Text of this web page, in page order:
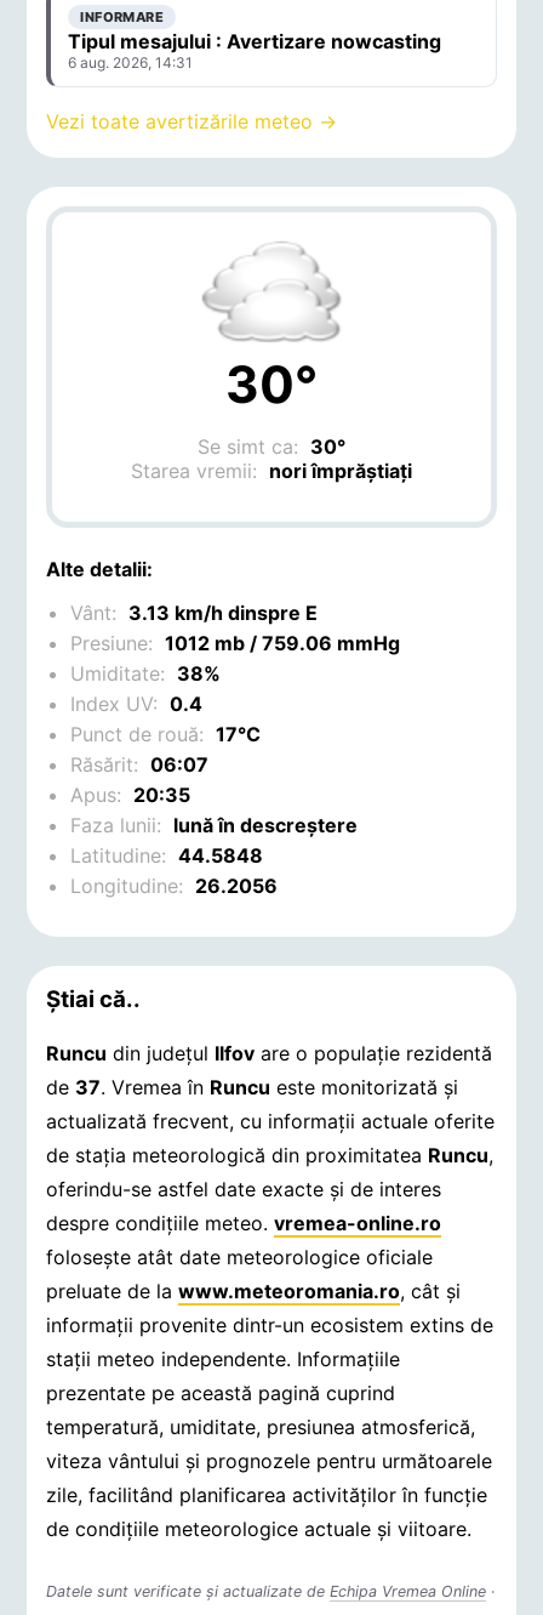
INFORMARE
Tipul mesajului : Avertizare nowcasting
6 aug. 2026, 14:31
Vezi toate avertizările meteo →
30°
Se simt ca: 30°
Starea vremii: nori împrăștiați
Alte detalii:
Vânt: 3.13 km/h dinspre E
Presiune:1012 mb / 759.06 mmHg
Umiditate: 38%
Index UV:0.4
Punct de rouă:17°C
Răsărit:06:07
Apus: 20:35
Faza lunii: lună în descreștere
Latitudine:44.5848
Longitudine: 26.2056
Știai că..
Runcu din județul Ilfov are o populație rezidentă
de 37. Vremea în Runcu este monitorizată și
actualizată frecvent, cu informații actuale oferite
de stația meteorologică din proximitatea Runcu,
oferindu-se astfel date exacte și de interes
despre condițiile meteo.vremea-online.ro
folosește atât date meteorologice oficiale
preluate de lawww.meteoromania.ro, cât și
informații provenite dintr-un ecosistem extins de
stații meteo independente. Informațiile
prezentate pe această pagină cuprind
temperatură, umiditate, presiunea atmosferică,
viteza vântului și prognozele pentru următoarele
zile, facilitând planificarea activităților în funcție
de condițiile meteorologice actuale și viitoare.
Datele sunt verificate și actualizate deEchipa Vremea Online ·